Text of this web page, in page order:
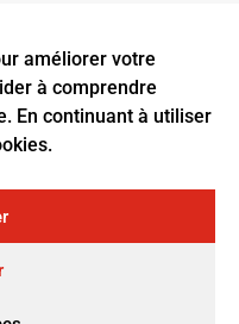
améliorer votre
à comprendre
En continuant à utiliser
sociétés d’avocats :